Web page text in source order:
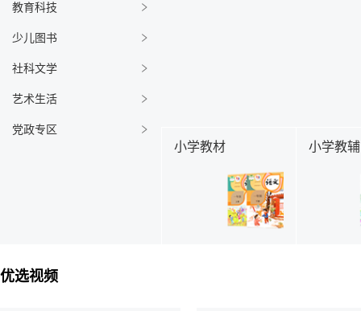
教育科技
少儿图书
社科文学
艺术生活
党政专区
小学教材 小学教辅
优选视频